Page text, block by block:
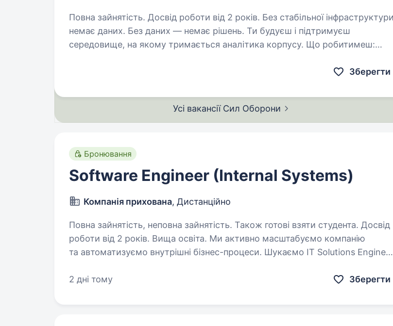
Повна зайнятість. Досвід роботи від 2 років. Без стабільної інфраструктури
немає даних. Без даних — немає рішень. Ти будуєш і підтримуєш
середовище, на якому тримається аналітика корпусу. Що робитимеш:
Зберегти
Усі вакансії Сил Оборони
Бронювання
Software Engineer (Internal Systems)
Компанія прихована, Дистанційно
Повна зайнятість, неповна зайнятість. Також готові взяти студента. Досвід
роботи від 2 років. Вища освіта. Ми активно масштабуємо компанію
та автоматизуємо внутрішні бізнес-процеси. Шукаємо IT Solutions Engineer
внутрішніх IT-рішень, інтеграції корпоративних…
2 дні тому Зберегти